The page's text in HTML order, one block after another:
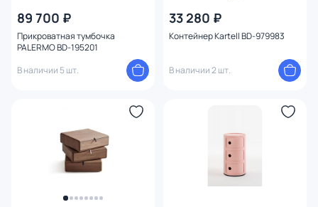
89 700 ₽
Прикроватная тумбочка
PALERMO BD-195201
В наличии 5 шт.
33 280 ₽
Контейнер Kartell BD-979983
В наличии 2 шт.